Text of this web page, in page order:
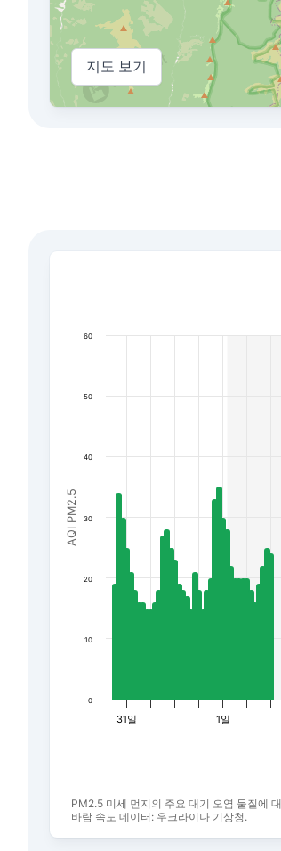
지도 보기
7월 17일부터 2026년 8월 7일까지
The chart has 1 Y axis displaying
PM2.5 미세 먼지의 주요 대기 오염 물질에
바람 속도 데이터: 우크라이나 기상청.
AQI PM2.5
31일 1일
0
10
20
30
40
50
60
End of interactive chart.